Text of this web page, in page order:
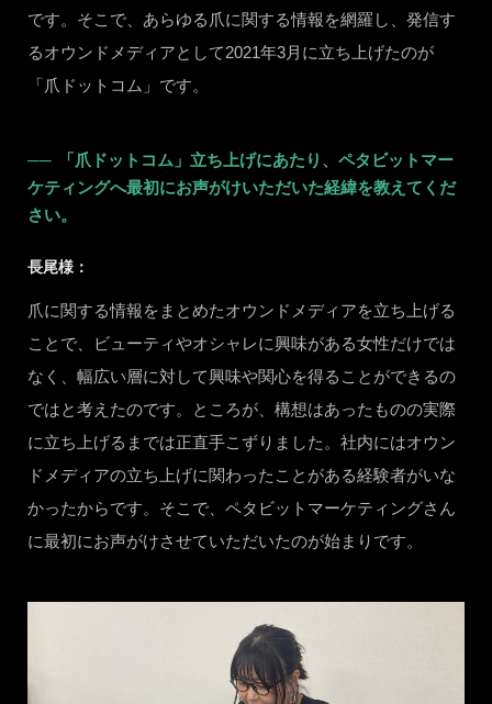
です。そこで、あらゆる爪に関する情報を網羅し、発信す
るオウンドメディアとして2021年3月に立ち上げたのが
「爪ドットコム」です。
「爪ドットコム」立ち上げにあたり、ペタビットマー
ケティングへ最初にお声がけいただいた経緯を教えてくだ
さい。
長尾様：
爪に関する情報をまとめたオウンドメディアを立ち上げる
ことで、ビューティやオシャレに興味がある女性だけでは
なく、幅広い層に対して興味や関心を得ることができるの
ではと考えたのです。ところが、構想はあったものの実際
に立ち上げるまでは正直手こずりました。社内にはオウン
ドメディアの立ち上げに関わったことがある経験者がいな
かったからです。そこで、ペタビットマーケティングさん
に最初にお声がけさせていただいたのが始まりです。